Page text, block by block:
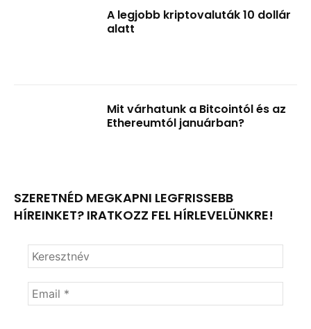
A legjobb kriptovaluták 10 dollár
alatt
Mit várhatunk a Bitcointól és az
Ethereumtól januárban?
SZERETNÉD MEGKAPNI LEGFRISSEBB
HÍREINKET? IRATKOZZ FEL HÍRLEVELÜNKRE!